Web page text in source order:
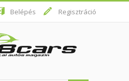
Belépés Regisztráció